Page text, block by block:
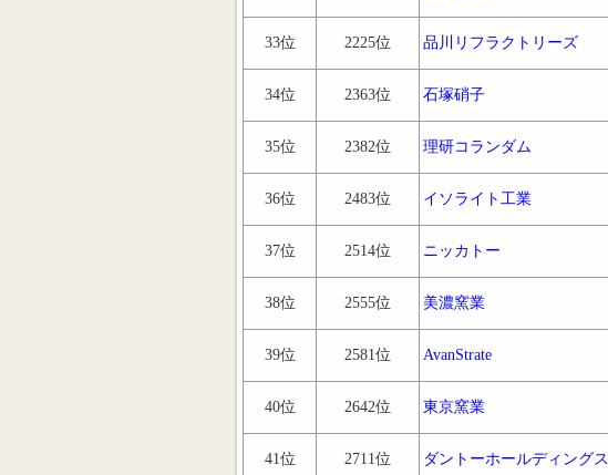
33位 2225位 品川リフラクトリーズ
34位 2363位 石塚硝子
35位 2382位 理研コランダム
36位 2483位 イソライト工業
37位 2514位 ニッカトー
38位 2555位 美濃窯業
39位 2581位 AvanStrate
40位 2642位 東京窯業
41位 2711位 ダントーホールディングス